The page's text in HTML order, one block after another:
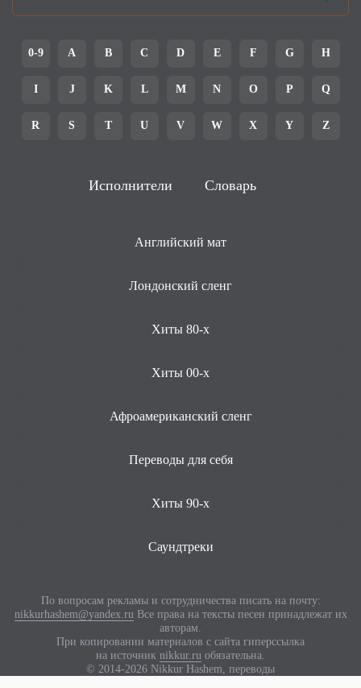
0-9 A B C D E F G H
I J K L M N O P Q
R S T U V W X Y Z
Исполнители Словарь
Английский мат
Лондонский сленг
Хиты 80-х
Хиты 00-х
Афроамериканский сленг
Переводы для себя
Хиты 90-х
Саундтреки
По вопросам рекламы и сотрудничества писать на почту:
nikkurhashem@yandex.ruВсе права на тексты песен принадлежат их
авторам.
При копировании материалов с сайта гиперссылка
на источник nikkur.ru обязательна.
© 2014-2026 Nikkur Hashem, переводы